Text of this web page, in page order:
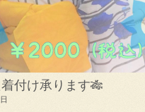
付け承ります🎋